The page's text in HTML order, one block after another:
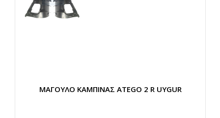
ΜΑΓΟΥΛΟ ΚΑΜΠΙΝΑΣ ATEGO 2 R UYGUR